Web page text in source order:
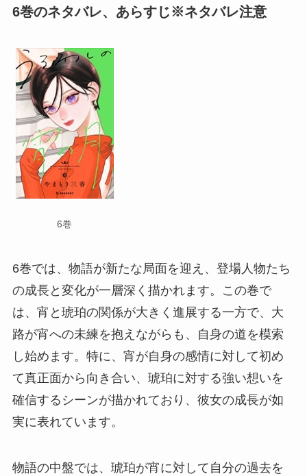
6巻のネタバレ、あらすじ※ネタバレ注意
6巻
6巻では、物語が新たな局面を迎え、登場人物たち
の成長と変化が一層深く描かれます。この巻で
は、宵と琥珀の関係が大きく進展する一方で、大
路が宵への未練を抱えながらも、自身の道を模索
し始めます。特に、宵が自身の感情に対して初め
て真正面から向き合い、琥珀に対する強い想いを
確信するシーンが描かれており、彼女の成長が如
実に表れています。
物語の中盤では、琥珀が宵に対して自分の過去を